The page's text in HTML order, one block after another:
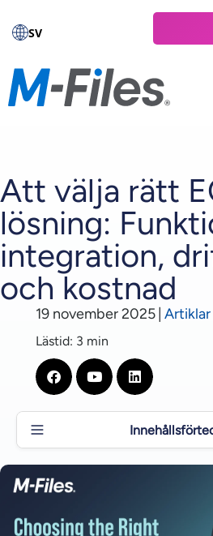
SV
Att välja rätt
lösning:
integration,
och kostnad
19 november 2025 Artiklar
Lästid: 3 min
Vilka funktioner ska jag leta
Kan ett ECM-system integreras
företagssystem som CRM eller